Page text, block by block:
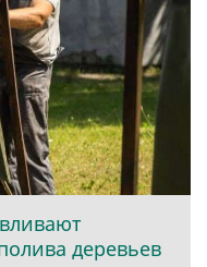
деревьев